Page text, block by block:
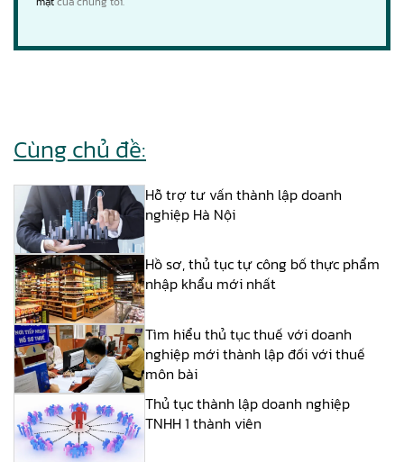
Cùng chủ đề:
Hỗ trợ tư vấn thành lập doanh
nghiệp Hà Nội
Hồ sơ, thủ tục tự công bố thực phẩm
nhập khẩu mới nhất
Tìm hiểu thủ tục thuế với doanh
nghiệp mới thành lập đối với thuế
môn bài
Thủ tục thành lập doanh nghiệp
TNHH 1 thành viên